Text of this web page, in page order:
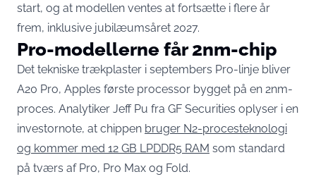
start, og at modellen ventes at fortsætte i flere år
frem, inklusive jubilæumsåret 2027.
Pro-modellerne får 2nm-chip
Det tekniske trækplaster i septembers Pro-linje bliver
A20 Pro, Apples første processor bygget på en 2nm-
proces. Analytiker Jeff Pu fra GF Securities oplyser i en
investornote, at chippen bruger N2-procesteknologi
og kommer med 12 GB LPDDR5 RAM som standard
på tværs af Pro, Pro Max og Fold.